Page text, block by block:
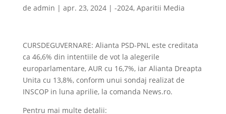
de admin | apr. 23, 2024| -2024, Aparitii Media
CURSDEGUVERNARE: Alianta PSD-PNL este creditata
ca 46,6% din intentiile de vot la alegerile
europarlamentare, AUR cu 16,7%, iar Alianta Dreapta
Unita cu 13,8%, conform unui sondaj realizat de
INSCOP in luna aprilie, la comanda News.ro.
Pentru mai multe detalii: